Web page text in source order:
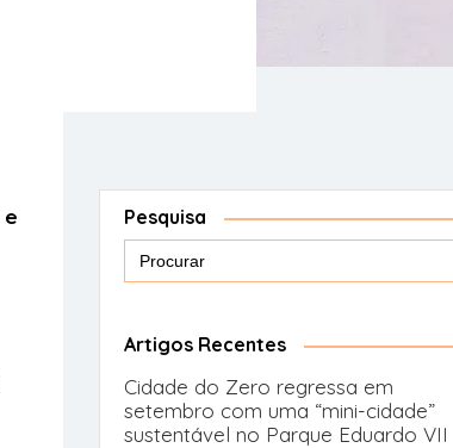
Pesquisa
Search
Artigos Recentes
Cidade do Zero regressa em
setembro com uma “mini-cidade”
sustentável no Parque Eduardo VII